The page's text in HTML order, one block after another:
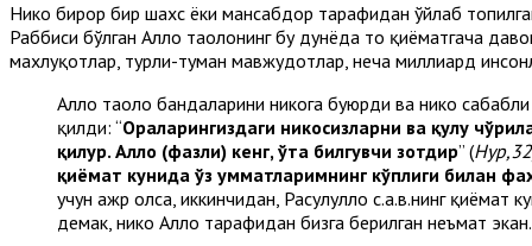
Никоҳ бирор бир шахс ёки мансабдор тарафидан ўйлаб
Раббиси бўлган Аллоҳ таолонинг бу дунёда то қиёматгача
махлуқотлар, турли-туман мавжудотлар, неча миллиард
Аллоҳ таоло бандаларини никоҳга буюрди ва никоҳ
қилди: “Ораларингиздаги никоҳсизларни ва қулу
қилур. Аллоҳ (фазли) кенг, ўта билгувчи зотдир” (Нур,32
қиёмат кунида ўз умматларимнинг кўплиги билан
учун ажр олса, иккинчидан, Расулуллоҳ с.а.в.нинг
демак, никоҳ Аллоҳ тарафидан бизга берилган неъмат экан.